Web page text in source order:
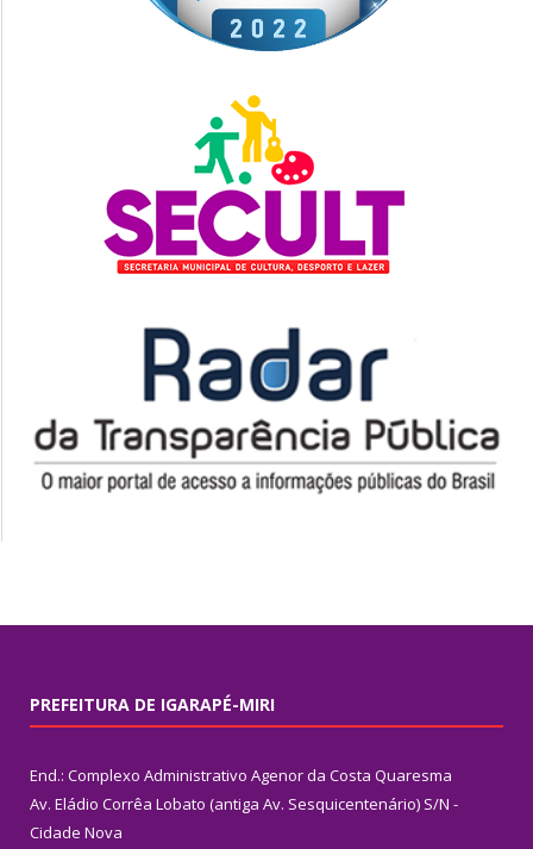
PREFEITURA DE IGARAPÉ-MIRI
End.: Complexo Administrativo Agenor da Costa Quaresma
Av. Eládio Corrêa Lobato (antiga Av. Sesquicentenário) S/N -
Cidade Nova